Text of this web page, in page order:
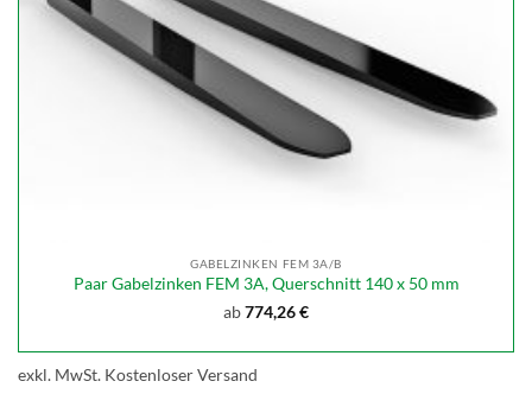
GABELZINKEN FEM 3A/B
Paar Gabelzinken FEM 3A, Querschnitt 140 x 50 mm
ab774,26€
exkl. MwSt. Kostenloser Versand